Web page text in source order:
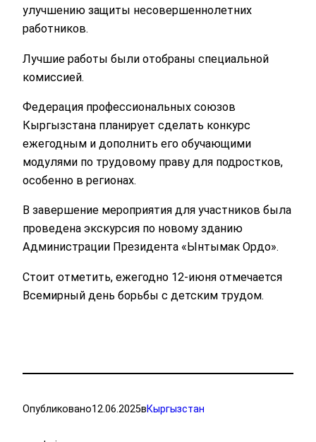
улучшению защиты несовершеннолетних
работников.
Лучшие работы были отобраны специальной
комиссией.
Федерация профессиональных союзов
Кыргызстана планирует сделать конкурс
ежегодным и дополнить его обучающими
модулями по трудовому праву для подростков,
особенно в регионах.
В завершение мероприятия для участников была
проведена экскурсия по новому зданию
Администрации Президента «Ынтымак Ордо».
Стоит отметить, ежегодно 12-июня отмечается
Всемирный день борьбы с детским трудом.
Опубликовано12.06.2025вКыргызстан